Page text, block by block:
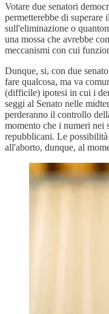
Votare due senatori
permetterebbe di
sull'eliminazione o
una mossa che avrebbe
meccanismi con cui
Dunque, si, con due
fare qualcosa, ma va
(difficile) ipotesi in cui i
seggi al Senato nelle
perderanno il controllo
momento che i numeri nei
repubblicani. Le
all'aborto, dunque, al